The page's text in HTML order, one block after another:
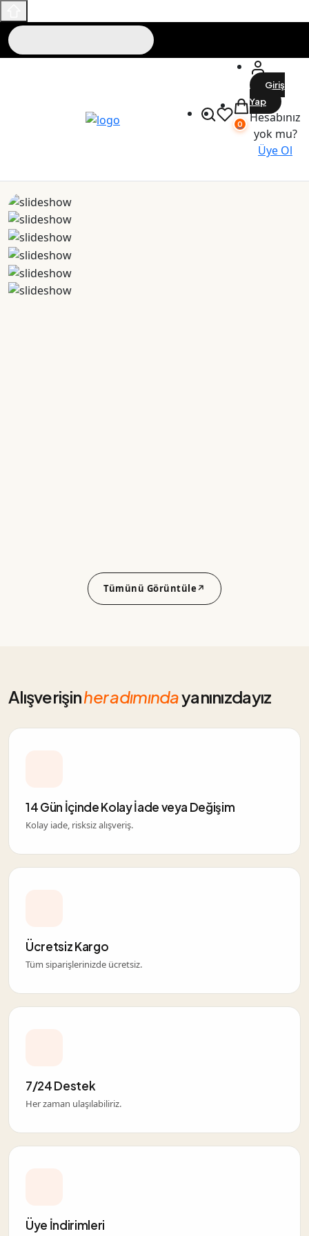
0
Giriş
Yap
Hesabınız
yok mu?
Üye Ol
Maslak Outlet
Tümünü Görüntüle↗
Alışverişinher adımındayanınızdayız
14 Gün İçinde Kolay İade veya Değişim
Kolay iade, risksiz alışveriş.
Ücretsiz Kargo
Tüm siparişlerinizde ücretsiz.
7/24 Destek
Her zaman ulaşılabiliriz.
Üye İndirimleri